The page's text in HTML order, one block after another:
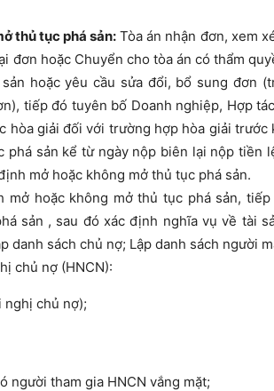
thủ tục phá sản: Tòa án nhận đơn, xem
đơn hoặc Chuyển cho tòa án có thẩm
hoặc yêu cầu sửa đổi, bổ sung đơn
tiếp đó tuyên bố Doanh nghiệp, Hợp
hòa giải đối với trường hợp hòa giải trước
phá sản kể từ ngày nộp biên lại nộp tiền
mở hoặc không mở thủ tục phá sản.
mở hoặc không mở thủ tục phá sản, tiếp
sản , sau đó xác định nghĩa vụ về tài
danh sách chủ nợ; Lập danh sách người
chủ nợ (HNCN):
nghị chủ nợ);
người tham gia HNCN vắng mặt;